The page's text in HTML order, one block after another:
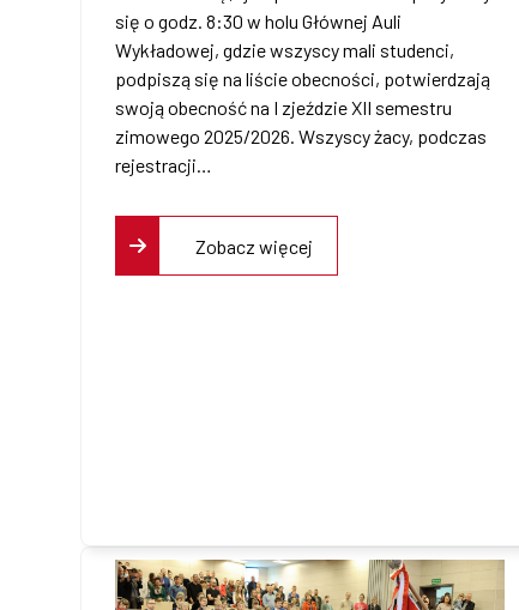
semestr zimowy
2025/2026 DPŚk
się o godz. 8:30 w holu Głównej Auli
Wykładowej, gdzie wszyscy mali studenci,
podpiszą się na liście obecności, potwierdzają
swoją obecność na I zjeździe XII semestru
zimowego 2025/2026. Wszyscy żacy, podczas
rejestracji…
Zobacz więcej